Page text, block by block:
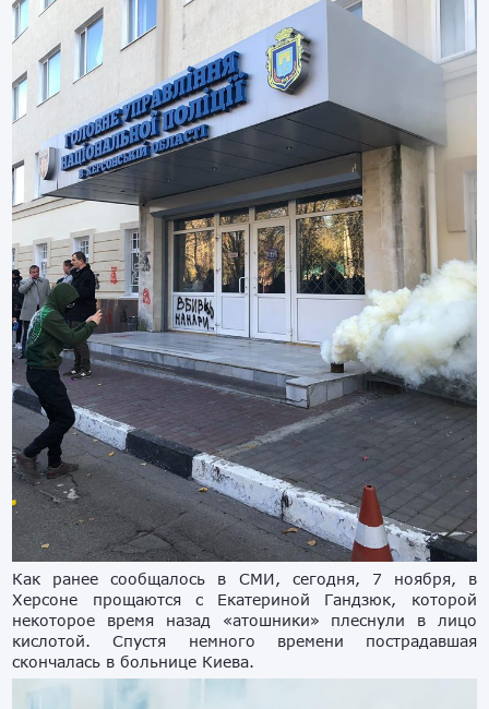
Как ранее сообщалось в СМИ, сегодня, 7 ноября, в
Херсоне прощаются с Екатериной Гандзюк, которой
некоторое время назад «атошники» плеснули в лицо
кислотой. Спустя немного времени пострадавшая
скончалась в больнице Киева.